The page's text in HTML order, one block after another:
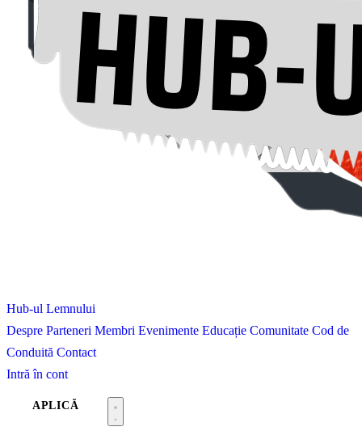
Hub-ul Lemnului
Despre Parteneri Membri Evenimente Educație Comunitate Cod de
Conduită Contact
Intră în cont
APLICĂ